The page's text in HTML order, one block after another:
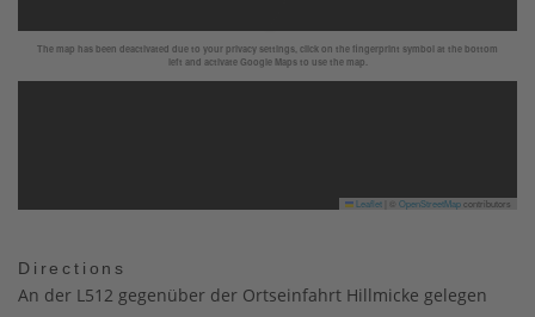
The map has been deactivated due to your privacy settings, click on the fingerprint symbol at the bottom
left and activate Google Maps to use the map.
Leaflet OpenStreetMapcontributors
Directions
An der L512 gegenüber der Ortseinfahrt Hillmicke gelegen